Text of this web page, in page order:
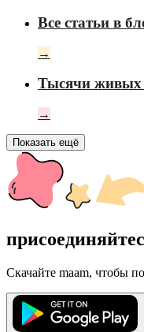
Все статьи в
→
Тысячи живых
→
Показать ещё
Скачайте maam, чтобы